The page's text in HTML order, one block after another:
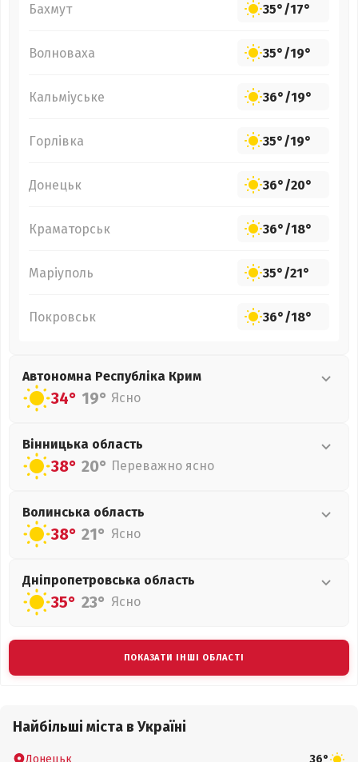
Бахмут 35°/17°
Волноваха 35°/19°
Кальміуське 36°/19°
Горлівка 35°/19°
Донецьк 36°/20°
Краматорськ 36°/18°
Маріуполь 35°/21°
Покровськ 36°/18°
Автономна Республіка Крим
34° 19° Ясно
Вінницька область
38° 20° Переважно ясно
Волинська область
38° 21° Ясно
Дніпропетровська область
35° 23° Ясно
ПОКАЗАТИ ІНШІ ОБЛАСТІ
Найбільші міста в Україні
Донецьк 36°